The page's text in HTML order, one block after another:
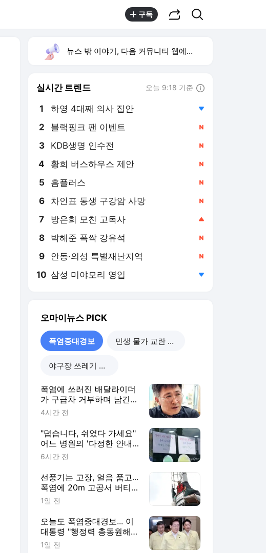
구독
뉴스 밖 이야기, 다음 커뮤니티 웹에서 보기
실시간 트렌드 오늘 9:18 기준
1 하영 4대째 의사 집안
2 블랙핑크 팬 이벤트
3 KDB생명 인수전
4 황희 버스하우스 제안
5 홈플러스
6 차인표 동생 구강암 사망
7 방은희 모친 고독사
8 박해준 폭싹 강유석
9 안동·의성 특별재난지역
10 삼성 미야모리 영입
오마이뉴스 PICK
폭염중대경보 민생 물가 교란 사건
야구장 쓰레기 리포트
폭염에 쓰러진 배달라이더
가 구급차 거부하며 남긴
한마디
4시간 전
"덥습니다, 쉬었다 가세요"
어느 병원의 '다정한 안내
문'
6시간 전
선풍기는 고장, 얼음 품고...
폭염에 20m 고공서 버티
는 남자
1일 전
오늘도 폭염중대경보... 이
대통령 "행정력 총동원해
야"
1일 전